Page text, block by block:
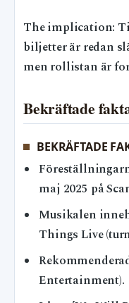
The implication:
biljetter är redan
men rollistan är
Bekräftade
BEKRÄFTADE
maj 2025 på
Musikalen
Things Live
Entertainment).